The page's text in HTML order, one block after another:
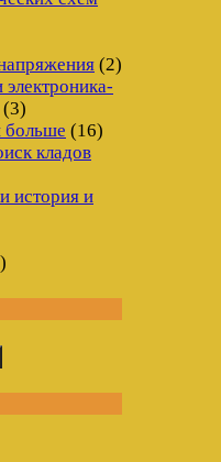
(2)
электроника-
(3)
больше (16)
кладов
история и